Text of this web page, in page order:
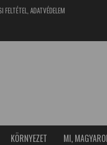
FELTÉTEL, ADATVÉDELEM
KÖRNYEZET MI,